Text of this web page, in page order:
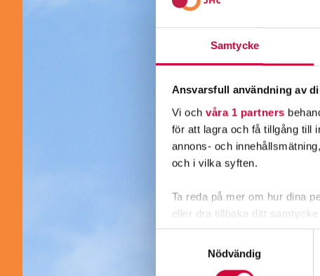
Samtycke
Ansvarsfull användning av
Vi och våra 1 partners
för att lagra och få tillgång till
annons- och
och i vilka syften.
Ta reda på mer om hur dina
eller dra tillbaka ditt
Vi använder
sociala medier och
Nödvändig